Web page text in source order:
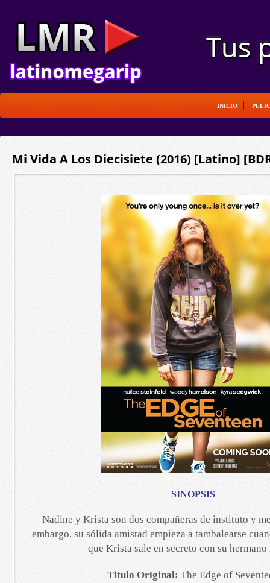
INICIO
Mi Vida A Los Diecisiete (2016) [Latino]
SINOPSIS
Nadine y Krista son dos compañeras de instituto y
embargo, su sólida amistad empieza a tambalearse
que Krista sale en secreto con su hermano
Titulo Original: The Edge of